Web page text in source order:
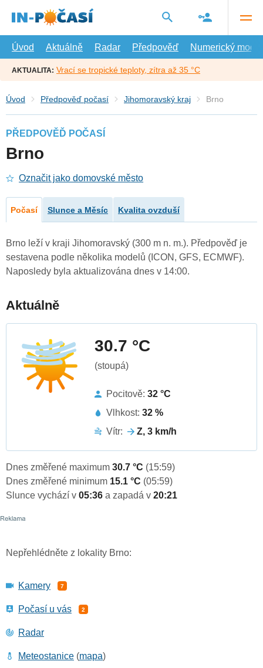
hlavní
Úvod
Aktuálně Radar Předpověď Numerický model
AKTUALITA: Vrací se tropické teploty, zítra až 35 °C
Úvod Předpověď počasí Jihomoravský kraj Brno
PŘEDPOVĚĎ POČASÍ
Brno
Označit jako domovské město
Počasí Slunce a Měsíc Kvalita ovzduší
Brno leží v kraji Jihomoravský (300 m n. m.). Předpověď je
sestavena podle několika modelů (ICON, GFS, ECMWF).
Naposledy byla aktualizována dnes v 14:00.
Aktuálně
30.7 °C
(stoupá)
Pocitově: 32 °C
Vlhkost: 32 %
Vítr:
Z, 3 km/h
Dnes změřené maximum 30.7 °C (15:59)
Dnes změřené minimum 15.1 °C (05:59)
Slunce vychází v 05:36 a zapadá v 20:21
Nepřehlédněte z lokality Brno:
Kamery 7
Počasí u vás 2
Radar
Meteostanice (mapa)